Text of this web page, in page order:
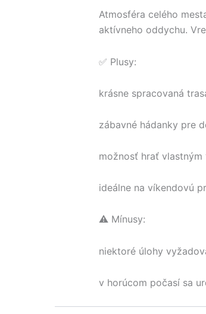
Atmosféra celého
aktívneho oddychu.
✅ Plusy:
krásne spracovaná
zábavné hádanky pre
možnosť hrať vlastným
ideálne na víkendovú
⚠️ Mínusy:
niektoré úlohy
v horúcom počasí sa